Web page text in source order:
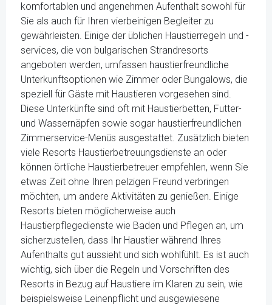
komfortablen und angenehmen Aufenthalt sowohl für
Sie als auch für Ihren vierbeinigen Begleiter zu
gewährleisten. Einige der üblichen Haustierregeln und -
services, die von bulgarischen Strandresorts
angeboten werden, umfassen haustierfreundliche
Unterkunftsoptionen wie Zimmer oder Bungalows, die
speziell für Gäste mit Haustieren vorgesehen sind.
Diese Unterkünfte sind oft mit Haustierbetten, Futter-
und Wassernäpfen sowie sogar haustierfreundlichen
Zimmerservice-Menüs ausgestattet. Zusätzlich bieten
viele Resorts Haustierbetreuungsdienste an oder
können örtliche Haustierbetreuer empfehlen, wenn Sie
etwas Zeit ohne Ihren pelzigen Freund verbringen
möchten, um andere Aktivitäten zu genießen. Einige
Resorts bieten möglicherweise auch
Haustierpflegedienste wie Baden und Pflegen an, um
sicherzustellen, dass Ihr Haustier während Ihres
Aufenthalts gut aussieht und sich wohlfühlt. Es ist auch
wichtig, sich über die Regeln und Vorschriften des
Resorts in Bezug auf Haustiere im Klaren zu sein, wie
beispielsweise Leinenpflicht und ausgewiesene